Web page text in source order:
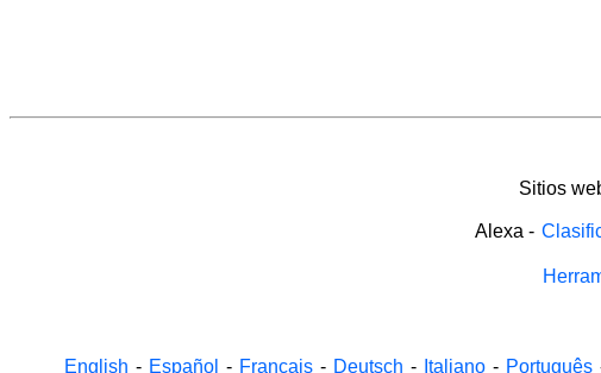
Sitios
Alexa -
English - Español - Français - Deutsch - Italiano - Português